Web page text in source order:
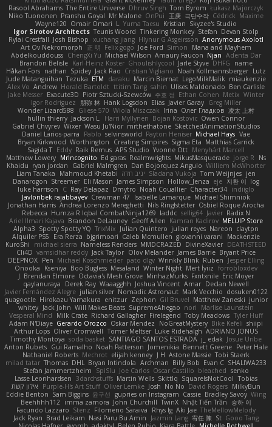
Rasool Abrahams The Entire Universe Dhruv Singh Tom Byrom Łukasz Majorczyk
Niko Tuononen Pranshu Goyal Mr Malone OnPui 王庚 극단수작 Cédrick Maxime
Wayne120 Omair Omari L Yuma Taesu Kristian Skyzee's Studio
Igor Sirotov Architects Teunis Woord Tinkering Monkey Stefan Devan Stolp
Rylai Crestfall Josh Bishop xuchang jiang Hlynur G Asgeirsson Anonymous Axolotl
Art Ov Nekromorph
正 明 Felix gogo Joe Ford Simon
Mana and Mayhem
Abdelkouddouss ChengXi Yu Michael Wilson Amaury Faucon Njan Adenta Dar
Brandon Belisle Karl-Heinz Köster Ghoulishlycool Jarle Styve DHFG
name
Håkan Fors nathan Spidey Jack Rao Cristian Vigliano Noah Kollmannsberger Lutz
Jude Matanguihan Tezuka ETM daraku Marcin Biernat LegoMilkMalik miaukenzie
Alex Vo Andrew Horald Bartoldt ttitim Tang sahin Ulises Maldonado Ben Carlisle
Jake Messer Exacute3D Piotr Sztucki-Szewców 주호 정 Ethan Cohen Metix Winter
Igor Rodriguez
朋弥 林 Hank Logsdon Elias Javier Garay Greg Miller
Wonder Lizard588
Gliese 570 Wiola Miszczak Irina Олег Гладков 凌太 上村
hullin thierry Jackson L. Harri Myllynen Bojan Kostovic Owen Connor
Gabriel Chvyrev Wixer Wasu Ju'Nior mrthethatone SketchedAnimationStudios
Daniel Larios-parra
Pablo selvinsworld Payton Heniser Michael Hays Vae
Bryan Kirkwood Worthington Creating Simpires Sigma Eta Matthias Carrick
Sagida T Eddy Raik Remus APS Studio Yvonne Ott Menyhárt Marcell
Matthew Lowery MrIncognito Ed garas Realmwrights MikusMasquerade jorge R
Ns
Khaidu ryan jordan Gabriel Malmgren Dan Bojorquez Angulo Williem McWhorter
Liam Tanaka
Mahmoud Khetabi יניב חלה Sladana Vukoja Tom Weijnjes jen
Danarogon Streemer Eli Mason James Simpson Hollow_Jenza eje 지환 이 log
luke harrison
C Ray Delapaz Dmytro Noah Couallier Character34 indiiglo
Javlonbek rajabbayev Crewman 47 Isabelle Lamarque Michael Shimniok
Jonathan Harris Andrea Lorenzo Mereghetti Nils Ringlstetter Osbiel Roque Arocha
Rebecca Humza R Iqbal CombatNinja1269 laddc sellig64 Javier Radix N
Ariel Ilmari Kajava Brandon DeLauney Geoff Allen Kamran Kadirov MELUIP Store
Alpha3 Spotty Spotty YQ TrixMix Julian Quintero julian reyes Nareon claytpn
Alquiler PS5
Era Rerza bjgrimoari Caleb Mcmullen giovanni varani
Mackenzie
KuroShi
michael sierra Nameless Renders MMDCRAZED DivineXavier DEATHSTEED
Cli4D vamsidhar reddy Jack Taylor Olov Melander James Barrie Bryant Price
DEEPNOX Pen Michael Koschmieder pato dlgv Wrinkly Blink Ruben
Jesper Elling
Onooka
Kseniya Boo Bugless Mesaland Winter Night Mert İyiiz forrobloxdev
J. Brendan Elmore Octavia's Mesh Grove MinhazMurks Fxntxnile Eric Moyer
qaylanuraya
Derek Ray Waaagghh Joshua Vincent Amar Declan Newell
Javier Fernández Alegre julian silver Nomadic Astronaut Mark Vecchio dosuken0122
quagootle Hirokazu Yamakura enitzur Zephon Gil Bruvel Matthew Zaneski junior
whitey Jack John Will Makes Beats SupremeAhegao nori
Marlise Launstein
Vesperal Mind
Milk Crate Richard Gallagher Firelegend Toby Meadows Tyler Huff
Adam N'Diaye Gerardo Orozco Oskar Mendez NoGreatMystery Bike Kefeli shiipi
Arthur Lops Oliver Cromwell Tomer Meltser Luke Ridehalgh ADRIANO JONUS
Timothy Montoya soda basket SANTIAGO SANTOS ESTRADA j_ edak Josue Uribe
Anton Rubets Gui Ramalho Noah Patterson Jomenikia Bennett Greene Peter Hale
Nathaniel Roberts Mechrot elijah kenney J H Astone Massie Tobi Staerk
milad tatar Thomas DHL Bryan Intindola Archman Billy Bob Evan C SHALIWA233
Stefan Jammertzheim
SpiSlu Joe Carlos Oscar Castillo bleached senko
Lasse Leonhardsen 3darchstuffs Martin Wells Skittlq SquareIsNotCool Tobias
אילון קשת
Purple-H's Art Stuff Oliver Lemke Josh No No David Rogers MilkyBun
Eddie Benton Sam Biggins 윤구선 gupries on Instagram Cassie Bradley Savoy Wing
Beehhhh112 imma zamora John Churchill TwinX Nhật Tiến Trần
승하 이
Facundo Lazzaro Stenz Filomeno Saraiva Rhys lg Aki Jae TheMellowMelody
Jack Ryan Brad Leikam Nasi Paru Bu Amin Jazmin Lang 宥任 陳 St Gooo Tang